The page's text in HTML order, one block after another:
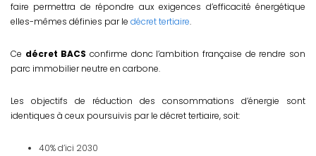
faire permettra de répondre aux exigences d’efficacité énergétique
elles-mêmes définies par le décret tertiaire.
Ce décret BACS confirme donc l’ambition française de rendre son
parc immobilier neutre en carbone.
Les objectifs de réduction des consommations d’énergie sont
identiques à ceux poursuivis par le décret tertiaire, soit:
40% d’ici 2030